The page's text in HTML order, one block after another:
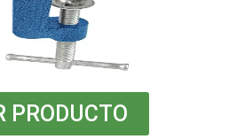
PRODUCTO